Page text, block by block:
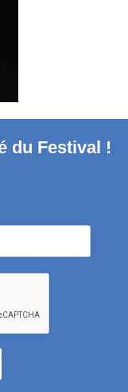
du Festival !